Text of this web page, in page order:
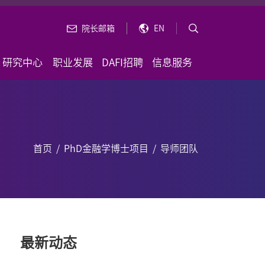
院长邮箱 EN
研究中心 职业发展 DAFI招聘 信息服务
首页 / PhD金融学博士项目 / 导师团队
最新动态